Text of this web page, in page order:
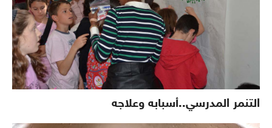
التنمر المدرسي..أسبابه وعلاجه